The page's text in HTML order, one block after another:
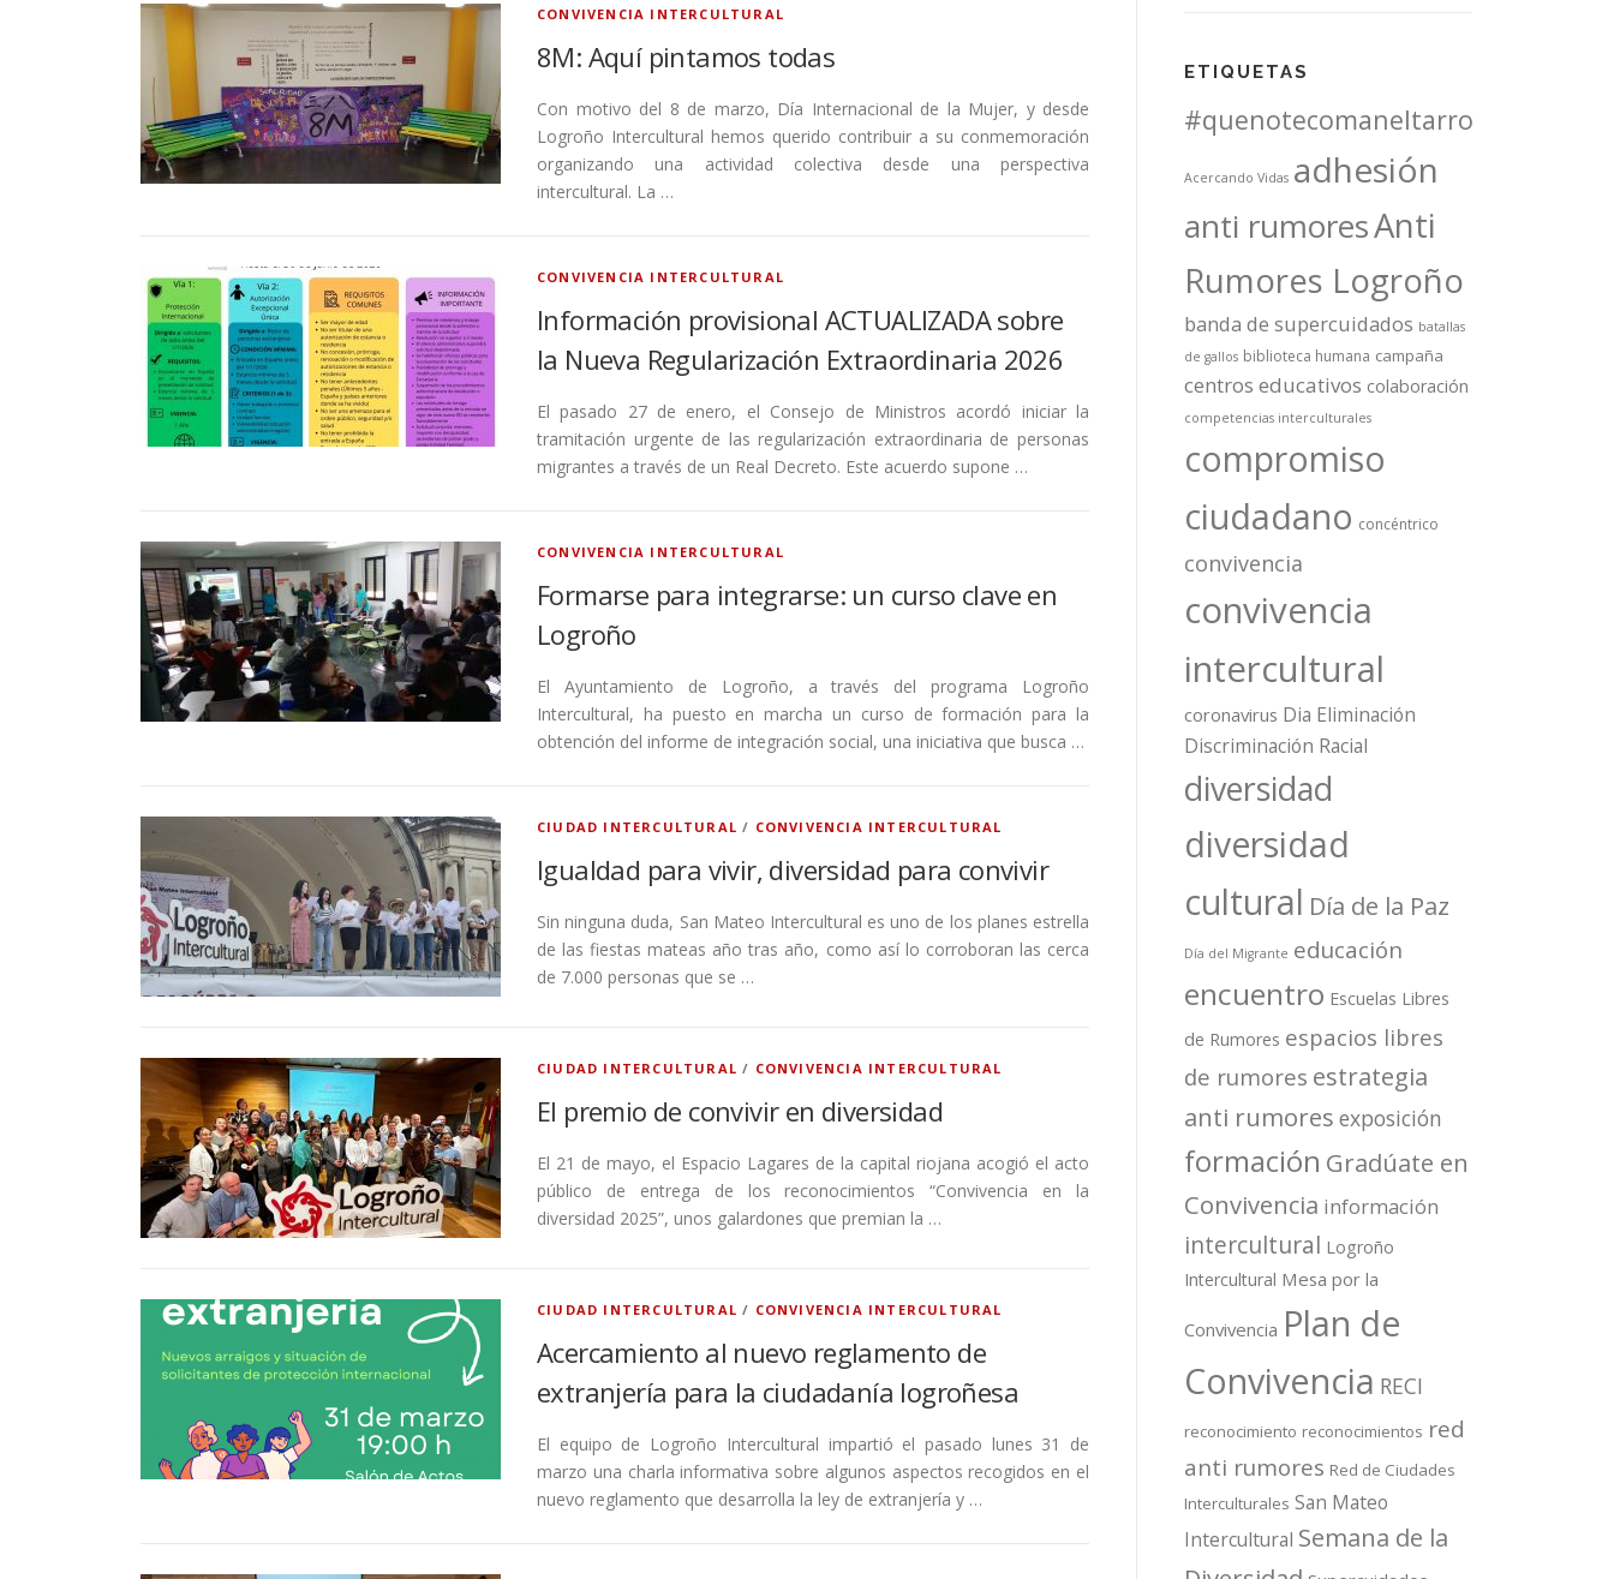
CONVIVENCIA INTERCULTURAL
8M: Aquí pintamos todas
Con motivo del 8 de marzo, Día Internacional de la Mujer, y desde
Logroño Intercultural hemos querido contribuir a su conmemoración
organizando una actividad colectiva desde una perspectiva
intercultural. La …
CONVIVENCIA INTERCULTURAL
Información provisional ACTUALIZADA sobre
la Nueva Regularización Extraordinaria 2026
El pasado 27 de enero, el Consejo de Ministros acordó iniciar la
tramitación urgente de las regularización extraordinaria de personas
migrantes a través de un Real Decreto. Este acuerdo supone …
CONVIVENCIA INTERCULTURAL
Formarse para integrarse: un curso clave en
Logroño
El Ayuntamiento de Logroño, a través del programa Logroño
Intercultural, ha puesto en marcha un curso de formación para la
obtención del informe de integración social, una iniciativa que busca …
CIUDAD INTERCULTURAL / CONVIVENCIA INTERCULTURAL
Igualdad para vivir, diversidad para convivir
Sin ninguna duda, San Mateo Intercultural es uno de los planes estrella
de las fiestas mateas año tras año, como así lo corroboran las cerca
de 7.000 personas que se …
CIUDAD INTERCULTURAL / CONVIVENCIA INTERCULTURAL
El premio de convivir en diversidad
El 21 de mayo, el Espacio Lagares de la capital riojana acogió el acto
público de entrega de los reconocimientos “Convivencia en la
diversidad 2025”, unos galardones que premian la …
CIUDAD INTERCULTURAL / CONVIVENCIA INTERCULTURAL
Acercamiento al nuevo reglamento de
extranjería para la ciudadanía logroñesa
El equipo de Logroño Intercultural impartió el pasado lunes 31 de
marzo una charla informativa sobre algunos aspectos recogidos en el
nuevo reglamento que desarrolla la ley de extranjería y …
ETIQUETAS
#quenotecomaneltarro
Acercando Vidas adhesión
anti rumoresAnti
Rumores Logroño
banda de supercuidados batallas
de gallos biblioteca humana campaña
centros educativos colaboración
competencias interculturales
compromiso
ciudadano concéntrico
convivencia
convivencia
intercultural
coronavirus Dia Eliminación
Discriminación Racial
diversidad
diversidad
cultural Día de la Paz
Día del Migrante educación
encuentro Escuelas Libres
de Rumores espacios libres
de rumores estrategia
anti rumores exposición
formación Gradúate en
Convivencia información
intercultural Logroño
Intercultural Mesa por la
Convivencia Plan de
Convivencia RECI
reconocimiento reconocimientos red
anti rumores Red de Ciudades
Interculturales San Mateo
Intercultural Semana de la